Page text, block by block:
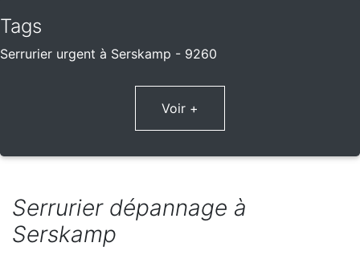
Tags
Serrurier urgent à Serskamp - 9260
Voir +
Serrurier dépannage à
Serskamp